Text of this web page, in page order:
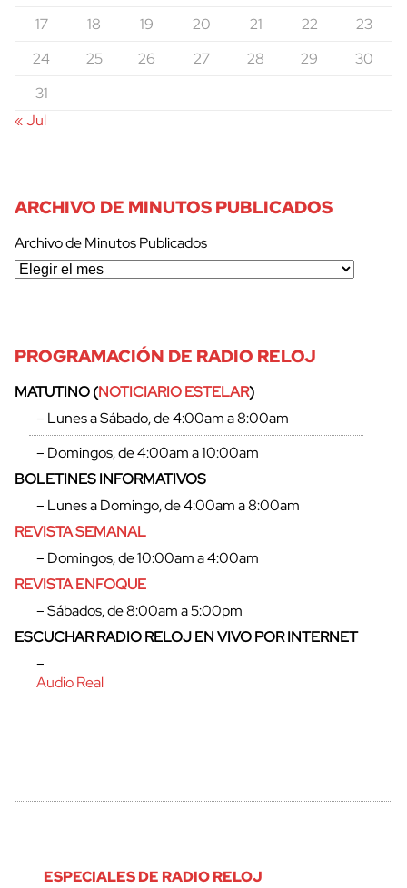
17
18 19 20 21 22
23
24
25 26 27 28 29
30
31
« Jul
ARCHIVO DE MINUTOS PUBLICADOS
Archivo de Minutos Publicados
PROGRAMACIÓN DE RADIO RELOJ
MATUTINO (NOTICIARIO ESTELAR)
– Lunes a Sábado, de 4:00am a 8:00am
– Domingos, de 4:00am a 10:00am
BOLETINES INFORMATIVOS
– Lunes a Domingo, de 4:00am a 8:00am
REVISTA SEMANAL
– Domingos, de 10:00am a 4:00am
REVISTA ENFOQUE
– Sábados, de 8:00am a 5:00pm
ESCUCHAR RADIO RELOJ EN VIVO POR INTERNET
–
Audio Real
ESPECIALES DE RADIO RELOJ